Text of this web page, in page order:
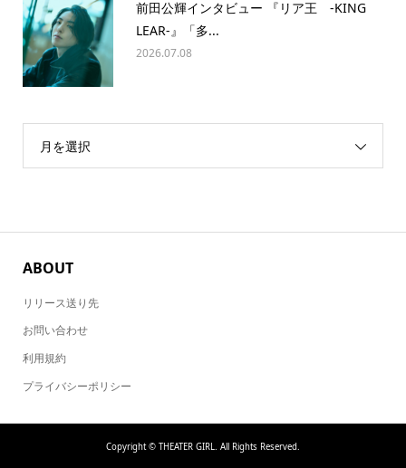
前田公輝インタビュー 『リア王 -KING
LEAR-』「多...
2026.07.08
月を選択
ABOUT
リリース送り先
お問い合わせ
利用規約
プライバシーポリシー
Copyright © THEATER GIRL. All Rights Reserved.